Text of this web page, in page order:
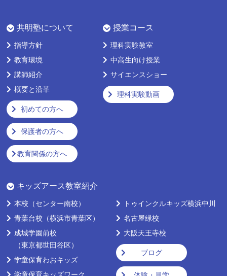
共明塾について
指導方針
教育環境
講師紹介
概要と沿革
初めての方へ
保護者の方へ
教育関係の方へ
授業コース
理科実験教室
中高生向け授業
サイエンスショー
理科実験動画
キッズアース教室紹介
本校 （センター南校）
青葉台校 （横浜市青葉区）
成城学園前校
（東京都世田谷区）
学童保育わおキッズ
学童保育キッズワーク
トゥインクルキッズ横浜中川
名古屋緑校
大阪天王寺校
ブログ